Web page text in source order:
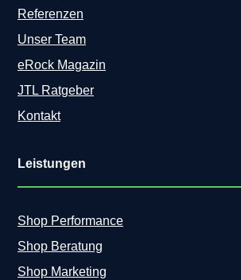
Referenzen
Unser Team
eRock Magazin
JTL Ratgeber
Kontakt
Leistungen
Shop Performance
Shop Beratung
Shop Marketing